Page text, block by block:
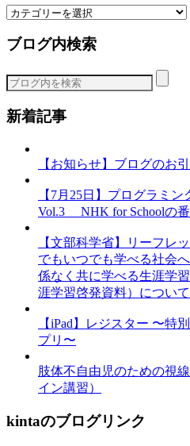
カ
ゴ
ー
ブログ内検索
新着記事
【お知らせ】ブログのお
【7月25日】プログラミ
Vol.3 NHK for Schoolの番
【文部科学省】リーフ
でもいつでも学べる社会
係なく共に学べる生涯学
涯学習啓発資料）について
【iPad】レジスター 〜特
プリ〜
肢体不自由児のための視
イン講習）
kintaのブログリンク